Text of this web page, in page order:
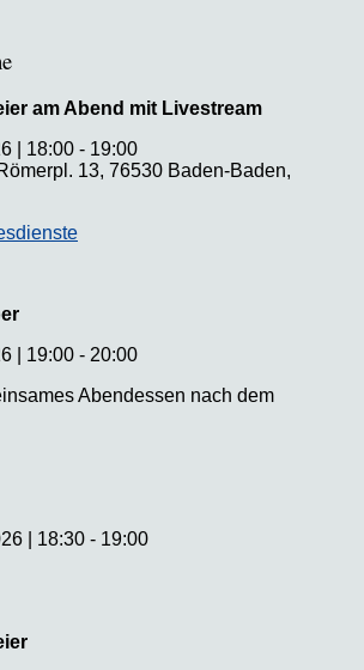
am Abend mit Livestream
18:00 - 19:00
13, 76530 Baden-Baden,
19:00 - 20:00
Abendessen nach dem
18:30 - 19:00